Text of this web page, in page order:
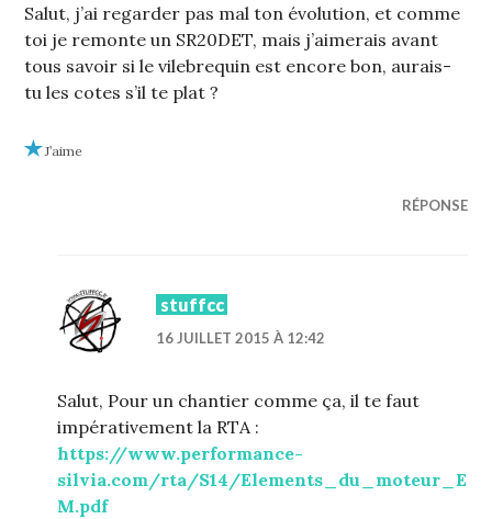
Salut, j’ai regarder pas mal ton évolution, et comme
toi je remonte un SR20DET, mais j’aimerais avant
tous savoir si le vilebrequin est encore bon, aurais-
tu les cotes s’il te plat ?
J’aime
RÉPONSE
stuffcc
16 JUILLET 2015 À 12:42
Salut, Pour un chantier comme ça, il te faut
impérativement la RTA :
https://www.performance-
silvia.com/rta/S14/Elements_du_moteur_E
M.pdf